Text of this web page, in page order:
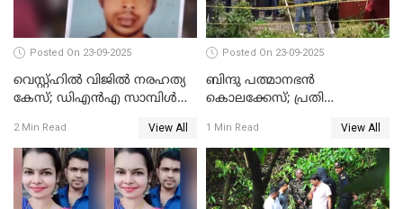
Posted On 23-09-2025
വെസ്റ്റ്ഹിൽ വിജിൽ നരഹത്യ
കേസ്; ഡിഎൻഎ സാമ്പിൾ
2 Min Read View All
Posted On 23-09-2025
ബിന്ദു പത്മാനഭന്‍
കൊലക്കേസ്; പ്രതി
രേഖപ്പെടുത്തി
1 Min Read View All